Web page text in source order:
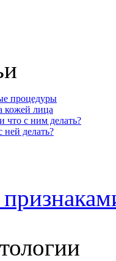
процедуры
кожей лица
что с ним делать?
делать?